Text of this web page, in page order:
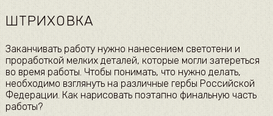
ШТРИХОВКА
Заканчивать работу нужно нанесением светотени и
проработкой мелких деталей, которые могли затереться
во время работы. Чтобы понимать, что нужно делать,
необходимо взглянуть на различные гербы Российской
Федерации. Как нарисовать поэтапно финальную часть
работы?